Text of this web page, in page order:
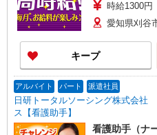
時給1300円
愛知県刈谷
キープ
アルバイト パート 派遣社員
日研トータルソーシング株式会社
ス【看護助手】
看護助手（ナ